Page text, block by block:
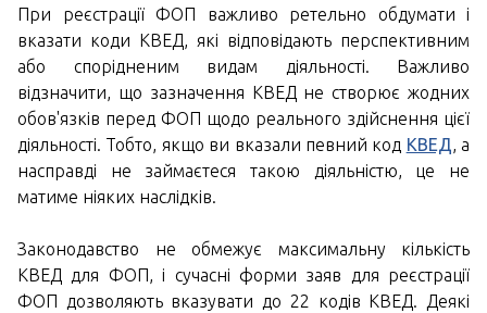
При реєстрації ФОП важливо ретельно обдумати і
вказати коди КВЕД, які відповідають перспективним
або спорідненим видам діяльності. Важливо
відзначити, що зазначення КВЕД не створює жодних
обов'язків перед ФОП щодо реального здійснення цієї
діяльності. Тобто, якщо ви вказали певний код КВЕД, а
насправді не займаєтеся такою діяльністю, це не
матиме ніяких наслідків.
Законодавство не обмежує максимальну кількість
КВЕД для ФОП, і сучасні форми заяв для реєстрації
ФОП дозволяють вказувати до 22 кодів КВЕД. Деякі